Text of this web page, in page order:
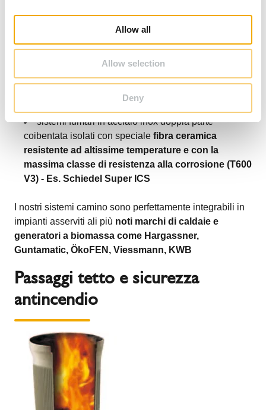
Allow all
Allow selection
Deny
Schiedel offre per questo tipo di applicazioni:
sistemi fumari ceramici per l'eccezionale
resistenza del ceramico refrattario a temperature
elevate e a corrosione e per lagaranzia di 30 anni
sul condotto interno a contatto con i fumi Es.
sistemi fumari in acciaio inox doppia parte
coibentata isolati con speciale fibra ceramica
resistente ad altissime temperature e con la
massima classe di resistenza alla corrosione (T600
V3) - Es. Schiedel Super ICS
I nostri sistemi camino sono perfettamente integrabili in
impianti asserviti ali più noti marchi di caldaie e
generatori a biomassa come Hargassner,
Guntamatic, ÖkoFEN, Viessmann, KWB
Passaggi tetto e sicurezza
antincendio